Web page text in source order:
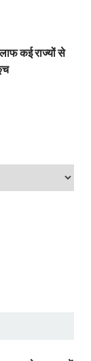
कई राज्यों से